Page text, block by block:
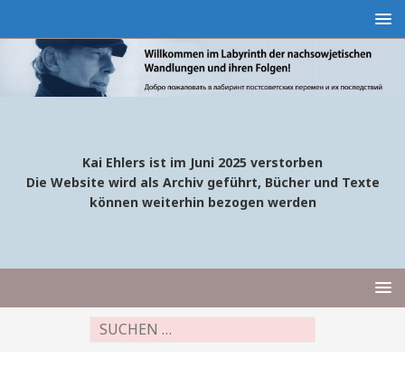
Kai Ehlers ist im Juni 2025 verstorben
Die Website wird als Archiv geführt, Bücher und Texte
können weiterhin bezogen werden